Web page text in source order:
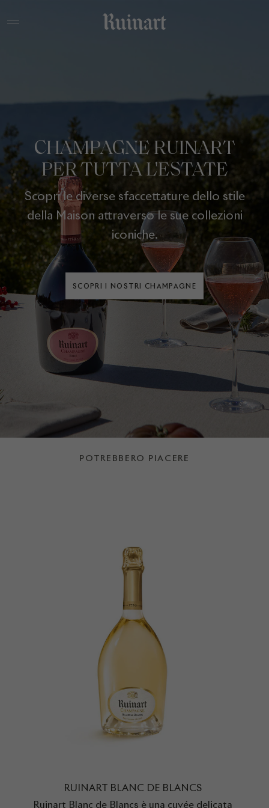
CHAMPAGNE RUINART
PER TUTTA L'ESTATE
Scopri le diverse sfaccettature dello stile
della Maison attraverso le sue collezioni
iconiche.
SCOPRI I NOSTRI CHAMPAGNE
POTREBBERO PIACERE
RUINART BLANC DE BLANCS
Ruinart Blanc de Blancs è una cuvée delicata